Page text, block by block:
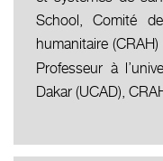
School, Comité
humanitaire (CRAH)
Professeur à
Dakar (UCAD),